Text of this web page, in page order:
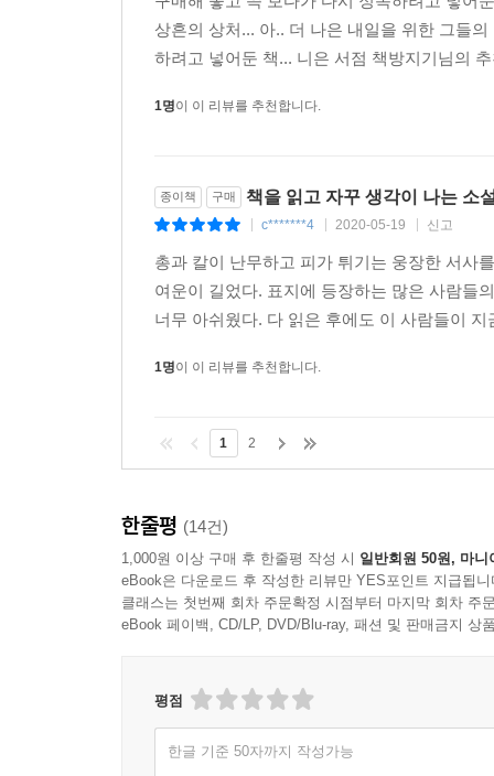
눈부신 작품. 『그들이 가지고 다닌 것들』은 풍
야심차고 현대적인 『카차토를 쫓아서』가 미
상세하게 기술한다. 『그들이 가지고 다닌 것들
합류한다.
- 탐파 트리뷴 앤 타임스
위대한 미국 소설을 찾는 일은 끝나지 않을 테지
강력하면서도 서정적인 소설.
필적할 책이 없는 『그들이 가지고 다닌 것들』
가지고 다닌 것들』은 완숙하고 다정하며 사랑스
- 캔자스시티 스타
- 마이클 헤어 (Michael Herr, 『디스패치』 작가)
오브라이언의-전쟁과 기억, 빛과 어둠에 관한-사
되도록 기여하고 있다. 아름다울 만큼 정직하다.
상흔의 상처... 아.. 더 나은 내일을 위한 그들
하려고 넣어둔 책... 니은 서점 책방지기님의
1명이 이 리뷰를 추천합니다.
종이책 구매 책을 읽고 자꾸 생각이 나는 소
c*******4 2020-05-19 신고
총과 칼이 난무하고 피가 튀기는 웅장한 서사
여운이 길었다. 표지에 등장하는 많은 사람들
너무 아쉬웠다. 다 읽은 후에도 이 사람들이
1명이 이 리뷰를 추천합니다.
1 2
한줄평 (14건)
1,000원 이상 구매 후 한줄평 작성 시 일반회원 50원, 마니
eBook은 다운로드 후 작성한 리뷰만 YES포인트 지급됩니
클래스는 첫번째 회차 주문확정 시점부터 마지막 회차 주
eBook 페이백, CD/LP, DVD/Blu-ray, 패션 및 판매금지 상
평점
한글 기준 50자까지 작성가능